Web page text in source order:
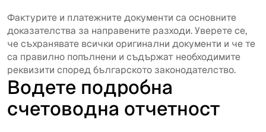
Фактурите и платежните документи са основните
доказателства за направените разходи. Уверете се,
че съхранявате всички оригинални документи и че те
са правилно попълнени и съдържат необходимите
реквизити според българското законодателство.
Водете подробна
счетоводна отчетност